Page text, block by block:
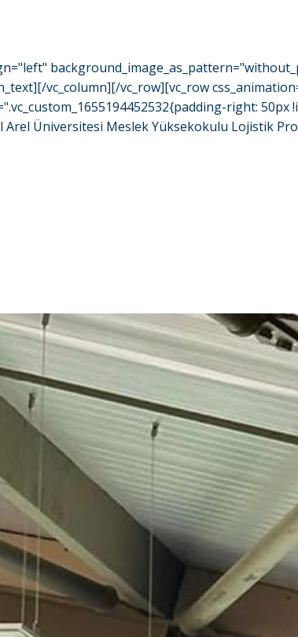
vc_column][/vc_row][vc_row
right: 50px
Üniversitesi Meslek Yüksekokulu Lojistik